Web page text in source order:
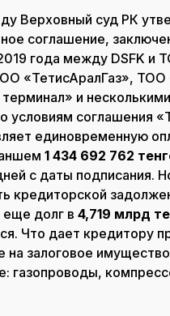
Верховный суд РК
соглашение,
года между DSFK и
«ТетисАралГаз», ТОО
и
условиям соглашения
единовременную
1 434 692 762
с даты подписания.
кредиторской
еще долг в 4,719 млрд
Что дает кредитору
на залоговое
газопроводы,